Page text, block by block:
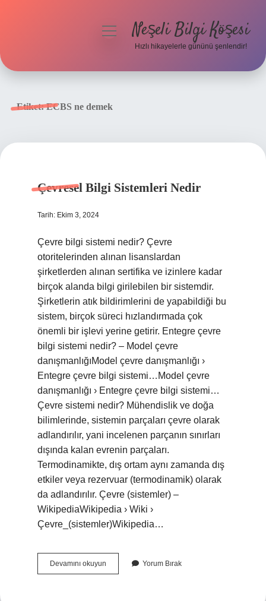
menüyüNeşeli Bilgi Köşesi
Hızlı hikayelerle gününü şenlendir!
Etiket:ECBS ne demek
Çevresel Bilgi Sistemleri Nedir
Tarih: Ekim 3, 2024
Çevre bilgi sistemi nedir? Çevre
otoritelerinden alınan lisanslardan
şirketlerden alınan sertifika ve izinlere kadar
birçok alanda bilgi girilebilen bir sistemdir.
Şirketlerin atık bildirimlerini de yapabildiği bu
sistem, birçok süreci hızlandırmada çok
önemli bir işlevi yerine getirir. Entegre çevre
bilgi sistemi nedir? – Model çevre
danışmanlığıModel çevre danışmanlığı ›
Entegre çevre bilgi sistemi…Model çevre
danışmanlığı › Entegre çevre bilgi sistemi…
Çevre sistemi nedir? Mühendislik ve doğa
bilimlerinde, sistemin parçaları çevre olarak
adlandırılır, yani incelenen parçanın sınırları
dışında kalan evrenin parçaları.
Termodinamikte, dış ortam aynı zamanda dış
etkiler veya rezervuar (termodinamik) olarak
da adlandırılır. Çevre (sistemler) –
WikipediaWikipedia › Wiki ›
Çevre_(sistemler)Wikipedia…
Devamını okuyun Çevresel
Bilgi
Yorum Bırak